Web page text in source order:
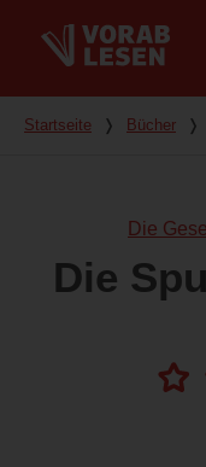
Du bist hier
Startseite ❭ Bücher ❭
Die
Die